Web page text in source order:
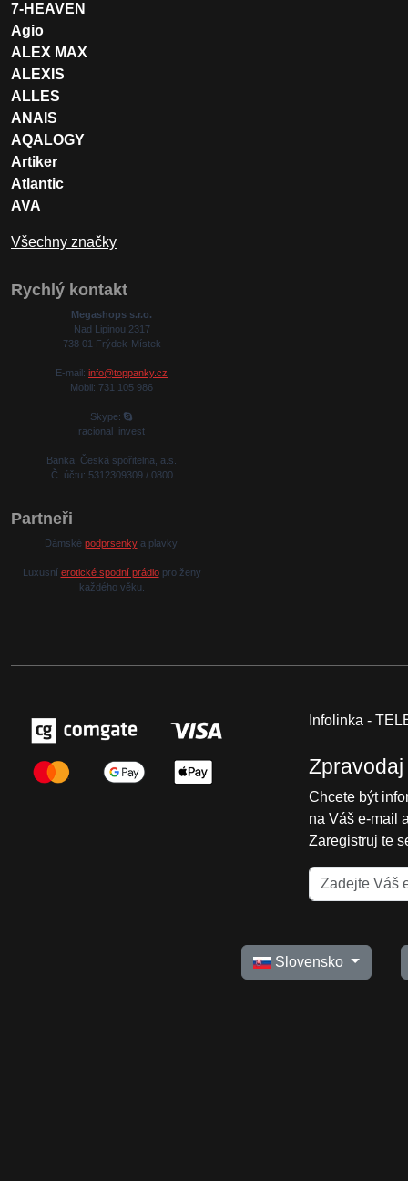
7-HEAVEN
Agio
ALEX MAX
ALEXIS
ALLES
ANAIS
AQALOGY
Artiker
Atlantic
AVA
Všechny značky
Rychlý kontakt
Megashops s.r.o.
Nad Lipinou 2317
738 01 Frýdek-Místek
E-mail: info@toppanky.cz
Mobil: 731 105 986
Skype:
racional_invest
Banka: Česká spořitelna, a.s.
Č. účtu: 5312309309 / 0800
Partneři
Dámské podprsenkya plavky.
Luxusní erotické spodní prádlopro ženy
každého věku.
Infolinka -
Zpravodaj
Chcete být
na Váš e-mail
Zaregistruj te
Slovensko